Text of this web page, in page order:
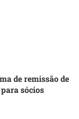
de remissão de
sócios